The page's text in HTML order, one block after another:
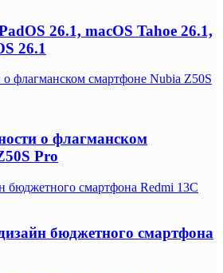
26.1, macOS Tahoe 26.1,
26.1
флагманском смартфоне Nubia Z50S
о флагманском
Pro
бюджетного смартфона Redmi 13C
бюджетного смартфона